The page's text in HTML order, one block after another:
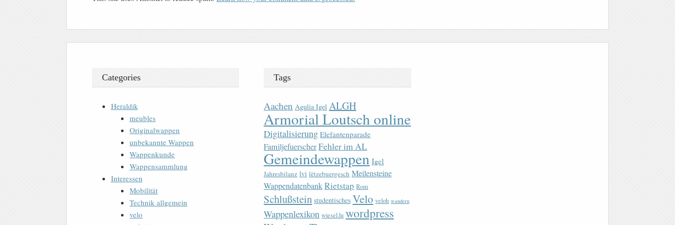
Categories
Heraldik
meubles
Originalwappen
unbekannte Wappen
Wappenkunde
Wappensammlung
Interessen
Mobilität
Technik allgemein
velo
Tags
Aachen Agulia Igel ALGH
Armorial Loutsch online
Digitalisierung Elefantenparade
FamiljefuerscherFehler im AL
Gemeindewappen Igel
Jahresbilanz lvi lëtzebuergesch Meilensteine
WappendatenbankRietstap Rom
Schlußstein studentisches Velo veloh wandern
Wappenlexikon wiesel.lu wordpress